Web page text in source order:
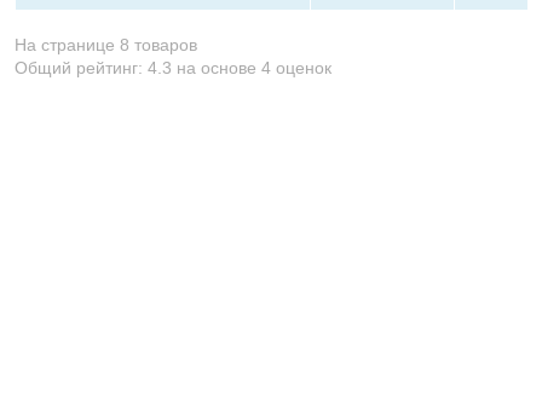
На странице 8 товаров
Общий рейтинг: 4.3 на основе 4 оценок